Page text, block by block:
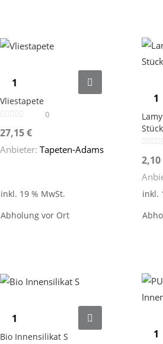
Vliestapete
0
27,15€
Anbieter: Tapeten-Adams
inkl. 19 % MwSt.
Abholung vor Ort
2,10
inkl.
Bio Innensilikat S